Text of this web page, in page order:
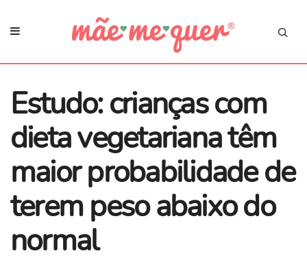
Estudo: crianças com
dieta vegetariana têm
maior probabilidade de
terem peso abaixo do
normal